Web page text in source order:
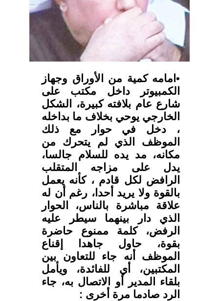
•امامه كمية من الأوراق وجهاز
الكمبيوتر داخل مكتب على
شارع عام بلافته كبيرة، الشكل
الخارجي يوحي بخلاف ما بداخله
، دخل في حوار مع ذلك
الموظف الذي لم يتحرك من
مكانه، مد يده للسلام جالسا،
يدل على مزاجه المتقلب
الرافض لكل قادم ، كأنه يعمل
بالقوة ولا يريد أحدا، رغم أن له
علاقة مباشرة بالناس، الحوار
الذي دار بينهما سيطر عليه
الرفض، كلمة ممنوع حاضرة
بقوة، حاول جاهدا إقناع
الموظف أنه جاء للتعاون بين
المكتبين، أي للفائدة، ويأمل
بلقاء المدير أو الاتصال به، جاء
الرد صادما مرة أخرى :